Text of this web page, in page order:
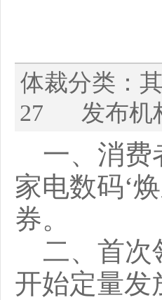
体裁分类
27 发布机
一、消费
家电数码‘
券。
二、首次
开始定量发